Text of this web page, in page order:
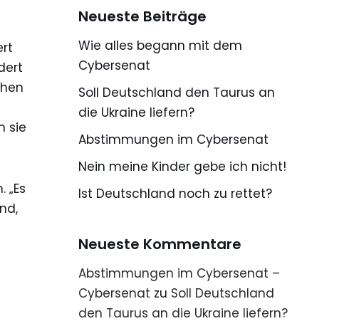
sie
Neueste Beiträge
Wie alles begann mit dem
Cybersenat
Soll Deutschland den Taurus an
die Ukraine liefern?
Abstimmungen im Cybersenat
Nein meine Kinder gebe ich nicht!
Ist Deutschland noch zu rettet?
Neueste Kommentare
Abstimmungen im Cybersenat –
Cybersenat zu Soll Deutschland
den Taurus an die Ukraine liefern?